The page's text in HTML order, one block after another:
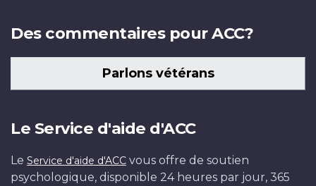
Des commentaires pour ACC?
Parlons vétérans
Le Service d'aide d'ACC
Le Service d'aide d'ACC vous offre de soutien
psychologique, disponible 24 heures par jour, 365